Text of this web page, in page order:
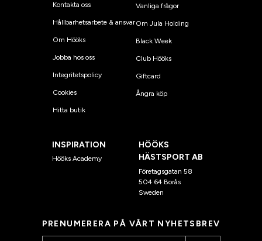
Kontakta oss
Hållbarhetsarbete & ansvar
Om Hööks
Jobba hos oss
Integritetspolicy
Cookies
Hitta butik
Vanliga frågor
Om Jula Holding
Black Week
Club Hööks
Giftcard
Ångra köp
INSPIRATION
Hööks Academy
HÖÖKS
HÄSTSPORT AB
Företagsgatan 58
504 64 Borås
Sweden
PRENUMERERA PÅ VÅRT NYHETSBREV